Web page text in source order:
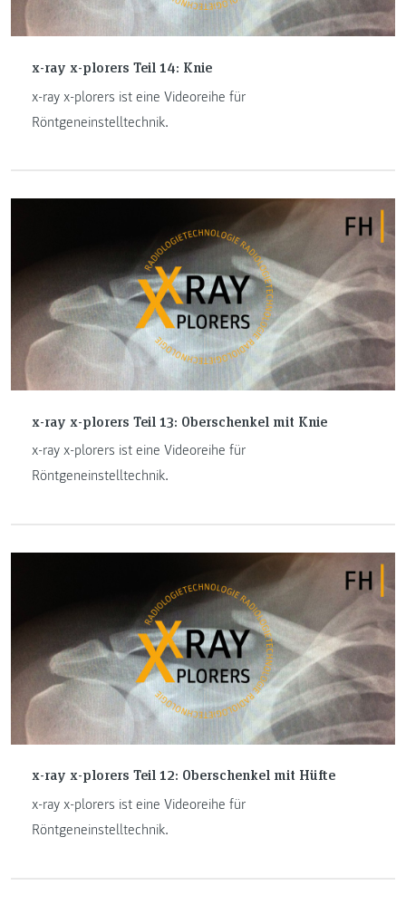
x-ray x-plorers Teil 14: Knie
x-ray x-plorers ist eine Videoreihe für
Röntgeneinstelltechnik.
x-ray x-plorers Teil 13: Oberschenkel mit Knie
x-ray x-plorers ist eine Videoreihe für
Röntgeneinstelltechnik.
x-ray x-plorers Teil 12: Oberschenkel mit Hüfte
x-ray x-plorers ist eine Videoreihe für
Röntgeneinstelltechnik.